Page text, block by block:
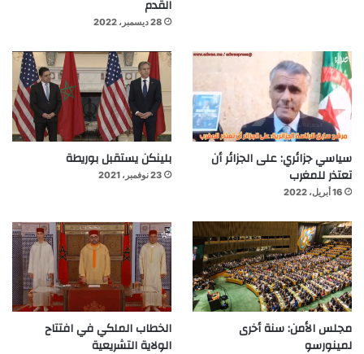
القدم
28 ديسمبر، 2022
سياسي جزائري: على الجزائر أن
تعتذر للمغرب
16 أبريل، 2022
بلينكن يستقبل بوريطة
23 نوفمبر، 2021
مجلس الأمن: سنة أخرى
لمينورسو
الخطاب الملكي في افتتاح
الولاية التشريعية